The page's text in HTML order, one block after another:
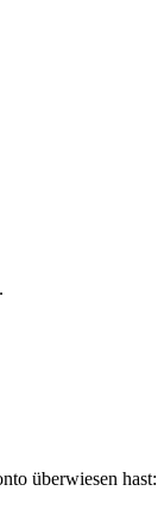
überwiesen hast: